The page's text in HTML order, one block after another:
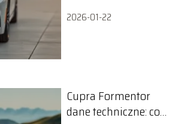
2026-01-22
Cupra Formentor
dane techniczne: co